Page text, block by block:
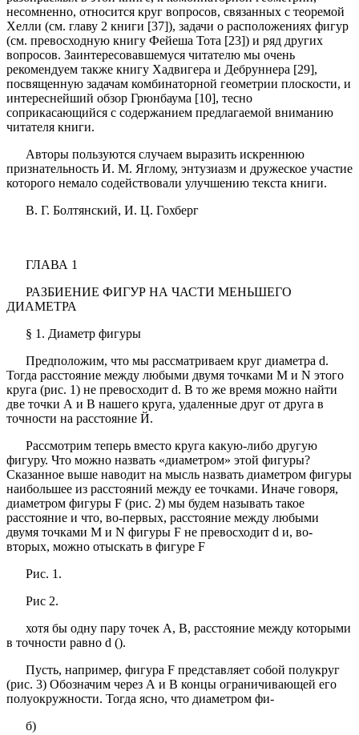
несомненно, относится круг вопросов, связанных с теоремой
Xелли (см. главу 2 книги [37]), задачи о расположениях фигур
(см. превосходную книгу Фейеша Тота [23]) и ряд других
вопросов. Заинтересовавшемуся читателю мы очень
рекомендуем также книгу Хадвигера и Дебруннера [29],
посвященную задачам комбинаторной геометрии плоскости, и
интереснейший обзор Грюнбаума [10], тесно
соприкасающийся с содержанием предлагаемой вниманию
читателя книги.
Авторы пользуются случаем выразить искреннюю
признательность И. М. Яглому, энтузиазм и дружеское участие
которого немало содействовали улучшению текста книги.
В. Г. Болтянский, И. Ц. Гохберг
ГЛАВА 1
РАЗБИЕНИЕ ФИГУР НА ЧАСТИ МЕНЬШЕГО
ДИАМЕТРА
§ 1. Диаметр фигуры
Предположим, что мы рассматриваем круг диаметра d.
Тогда расстояние между любыми двумя точками М и N этого
круга (рис. 1) не превосходит d. В то же время можно найти
две точки А и В нашего круга, удаленные друг от друга в
точности на расстояние Й.
Рассмотрим теперь вместо круга какую-либо другую
фигуру. Что можно назвать «диаметром» этой фигуры?
Сказанное выше наводит на мысль назвать диаметром фигуры
наибольшее из расстояний между ее точками. Иначе говоря,
диаметром фигуры F (рис. 2) мы будем называть такое
расстояние и что, во-первых, расстояние между любыми
двумя точками М и N фигуры F не превосходит d и, во-
вторых, можно отыскать в фигуре F
Рис. 1.
Рис 2.
хотя бы одну пару точек А, В, расстояние между которыми
в точности равно d ().
Пусть, например, фигура F представляет собой полукруг
(рис. 3) Обозначим через А и В концы ограничивающей его
полуокружности. Тогда ясно, что диаметром фи-
б)